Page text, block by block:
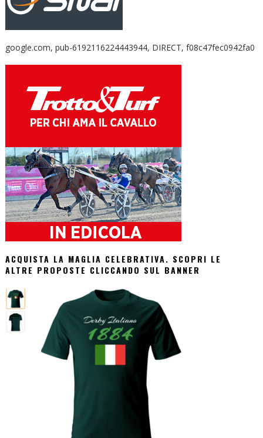
google.com, pub-6192116224443944, DIRECT, f08c47fec0942fa0
ACQUISTA LA MAGLIA CELEBRATIVA. SCOPRI LE
ALTRE PROPOSTE CLICCANDO SUL BANNER